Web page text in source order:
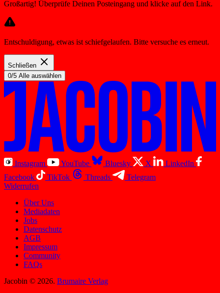
Großartig! Überprüfe Deinen Posteingang und klicke auf den Link.
Entschuldigung, etwas ist schiefgelaufen. Bitte versuche es erneut.
Schließen
0/5 Alle auswählen
Instagram YouTube Bluesky X
LinkedIn
Facebook
TikTok Threads
Telegram
Widerrufen
Über Uns
Mediadaten
Jobs
Datenschutz
AGB
Impressum
Community
FAQs
Jacobin © 2026. Brumaire Verlag